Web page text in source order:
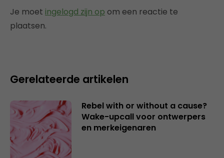
Je moet ingelogd zijn op om een reactie te
plaatsen.
Gerelateerde artikelen
Rebel with or without a cause?
Wake-upcall voor ontwerpers
en merkeigenaren